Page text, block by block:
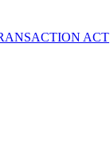
ACT